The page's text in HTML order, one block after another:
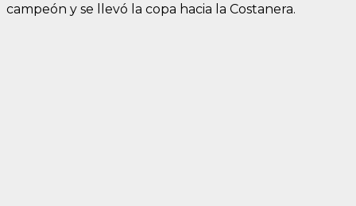
campeón y se llevó la copa hacia la Costanera.